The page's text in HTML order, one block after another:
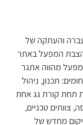
והעתקה של
להצבת המפעל באתר
מהווה אתגר
תכנון, ניהול
תחת קורת גג אחת
צוותים טכניים,
מחדש של